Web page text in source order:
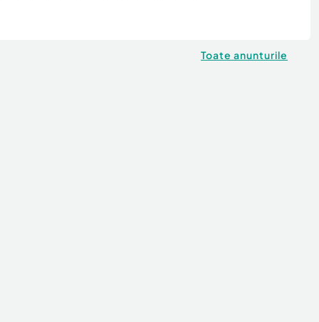
Toate anunturile